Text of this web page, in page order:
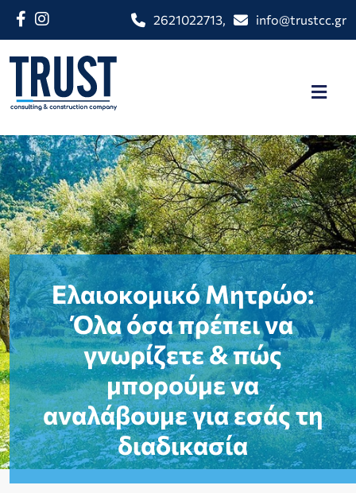
2621022713, info@trustcc.gr
Ελαιοκομικό Μητρώο:
Όλα όσα πρέπει να
γνωρίζετε & πώς
μπορούμε να
αναλάβουμε για εσάς τη
διαδικασία